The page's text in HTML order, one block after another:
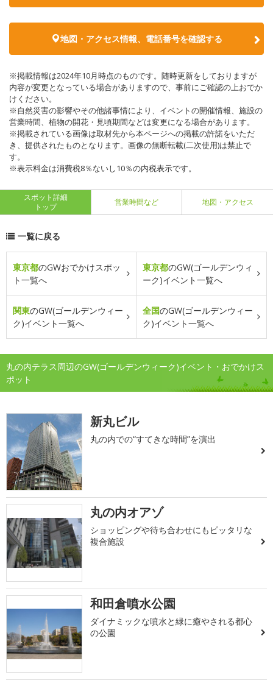
地図・アクセス情報、電話番号を確認する
※掲載情報は2024年10月時点のものです。随時更新をしておりますが
内容が変更となっている場合がありますので、事前にご確認の上おでか
けください。
※自然災害の影響やその他諸事情により、イベントの開催情報、施設の
営業時間、植物の開花・見頃期間などは変更になる場合があります。
※掲載されている画像は取材先から本ページへの掲載の許諾をいただ
き、提供されたものとなります。画像の無断転載(二次使用)は禁止で
す。
※表示料金は消費税8％ないし10％の内税表示です。
スポット詳細
トップ
営業時間など 地図・アクセス
一覧に戻る
東京都のGWおでかけスポッ
ト一覧へ
東京都のGW(ゴールデンウィ
ーク)イベント一覧へ
関東のGW(ゴールデンウィー
ク)イベント一覧へ
全国のGW(ゴールデンウィー
ク)イベント一覧へ
丸の内テラス周辺のGW(ゴールデンウィーク)イベント・おでかけス
ポット
新丸ビル
丸の内での“すてきな時間”を演出
丸の内オアゾ
ショッピングや待ち合わせにもピッタリな
複合施設
和田倉噴水公園
ダイナミックな噴水と緑に癒やされる都心
の公園